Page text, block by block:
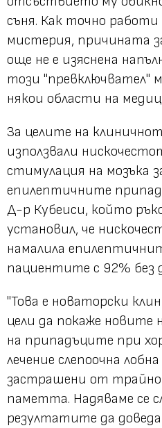
съня. Как точно работи
мистерия, причината
още не е изяснена
този "превключвател"
някои области на
За целите на
използвали
стимулация на мозъка
епилептичните
Д-р Кубеиси, който
установил, че
намалила
пациентите с 92% без
"Това е новаторски
цели да покаже новите
на припадъците при
лечение слепоочна
застрашени от трайно
паметта. Надяваме се
резултатите да